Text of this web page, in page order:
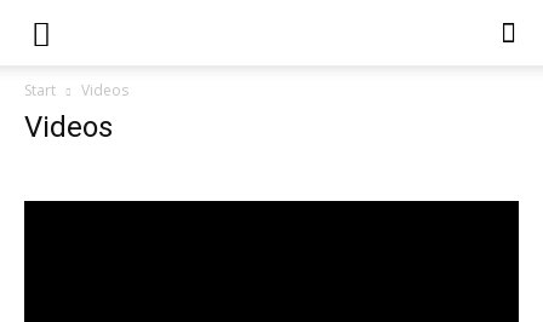
Start Videos
Videos